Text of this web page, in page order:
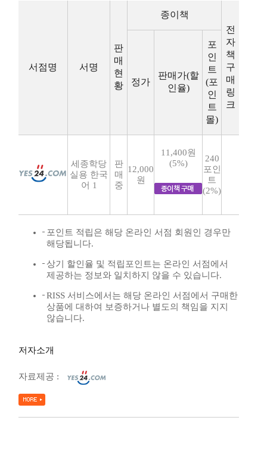
서점명 서명
판
매
현
황
종이책
전
자
책
구
매
링
크
정가
판매가(할
인율)
포
인
트
(포
인
트
몰)
세종학당
실용 한국
어 1
판
매
중
12,000
원
11,400원
(5%)
240
포인
트
(2%)
포인트 적립은 해당 온라인 서점 회원인 경우만
해당됩니다.
상기 할인율 및 적립포인트는 온라인 서점에서
제공하는 정보와 일치하지 않을 수 있습니다.
RISS 서비스에서는 해당 온라인 서점에서 구매한
상품에 대하여 보증하거나 별도의 책임을 지지
않습니다.
저자소개
자료제공 :